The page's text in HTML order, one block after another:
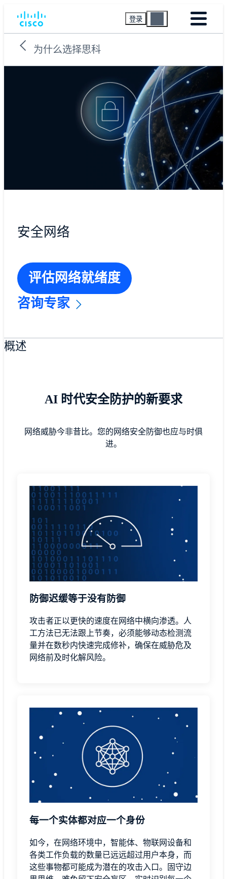
登录
为什么选择思科
安全网络
评估网络就绪度
咨询专家
概述
AI 时代安全防护的新要求
网络威胁今非昔比。您的网络安全防御也应与时俱
进。
防御迟缓等于没有防御
攻击者正以更快的速度在网络中横向渗透。人
工方法已无法跟上节奏，必须能够动态检测流
量并在数秒内快速完成修补，确保在威胁危及
网络前及时化解风险。
每一个实体都对应一个身份
如今，在网络环境中，智能体、物联网设备和
各类工作负载的数量已远远超过用户本身，而
这些事物都可能成为潜在的攻击入口。固守边